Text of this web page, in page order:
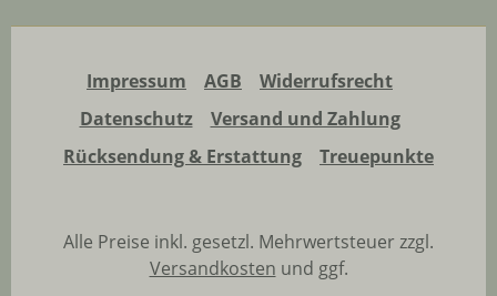
Impressum AGB
Widerrufsrecht
Datenschutz
Versand und Zahlung
Rücksendung & Erstattung
Treuepunkte
Alle Preise inkl. gesetzl. Mehrwertsteuer zzgl.
Versandkosten und ggf.